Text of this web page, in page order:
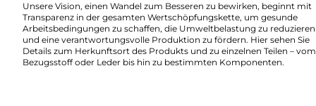
Unsere Vision, einen Wandel zum Besseren zu bewirken, beginnt mit
Transparenz in der gesamten Wertschöpfungskette, um gesunde
Arbeitsbedingungen zu schaffen, die Umweltbelastung zu reduzieren
und eine verantwortungsvolle Produktion zu fördern. Hier sehen Sie
Details zum Herkunftsort des Produkts und zu einzelnen Teilen – vom
Bezugsstoff oder Leder bis hin zu bestimmten Komponenten.